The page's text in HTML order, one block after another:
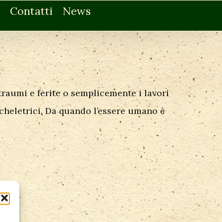
Contatti News
e ferite o semplicemente i lavori
Da quando l’essere umano è